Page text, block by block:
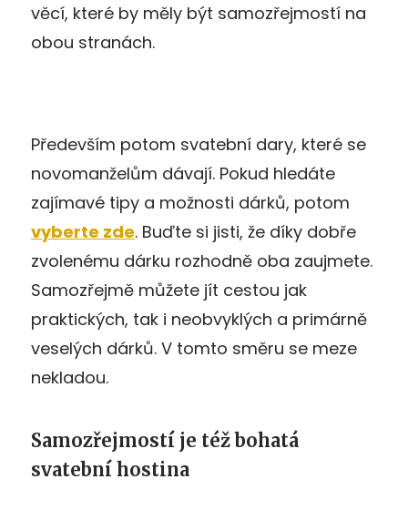
věcí, které by měly být samozřejmostí na
obou stranách.
Především potom svatební dary, které se
novomanželům dávají. Pokud hledáte
zajímavé tipy a možnosti dárků, potom
vyberte zde. Buďte si jisti, že díky dobře
zvolenému dárku rozhodně oba zaujmete.
Samozřejmě můžete jít cestou jak
praktických, tak i neobvyklých a primárně
veselých dárků. V tomto směru se meze
nekladou.
Samozřejmostí je též bohatá
svatební hostina